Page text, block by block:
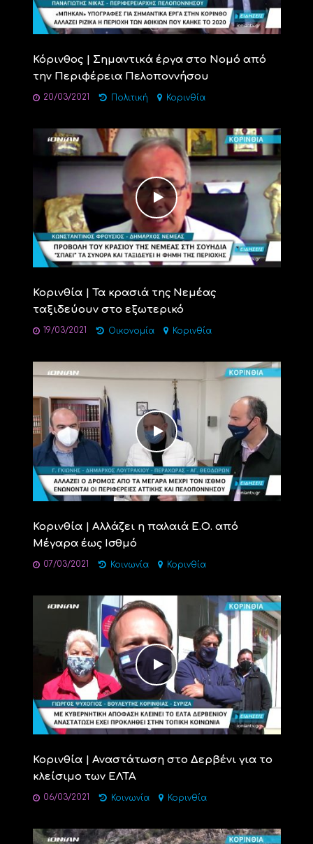
Κόρινθος | Σημαντικά έργα στο Nομό από
την Περιφέρεια Πελοποννήσου
20/03/2021 Πολιτική Κορινθία
Κορινθία | Τα κρασιά της Νεμέας
ταξιδεύουν στο εξωτερικό
19/03/2021 Οικονομία Κορινθία
Κορινθία | Αλλάζει η παλαιά Ε.Ο. από
Μέγαρα έως Ισθμό
07/03/2021 Κοινωνία Κορινθία
Κορινθία | Αναστάτωση στο Δερβένι για το
κλείσιμο των ΕΛΤΑ
06/03/2021 Κοινωνία Κορινθία